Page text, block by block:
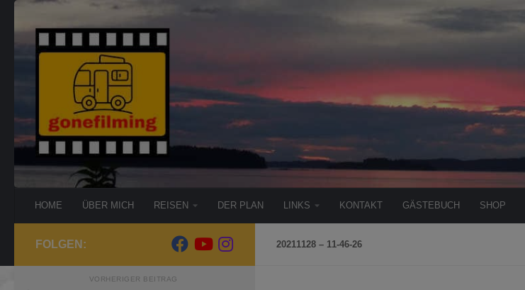
HOME ÜBER MICH REISEN DER PLAN LINKS KONTAKT GÄSTEBUCH SHOP
20211128 – 11-46-26
FOLGEN:
VORHERIGER BEITRAG